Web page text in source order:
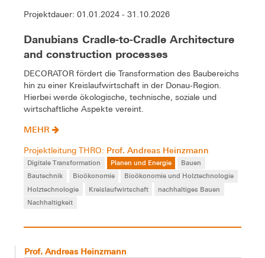
Projektdauer: 01.01.2024 - 31.10.2026
Danubians Cradle-to-Cradle Architecture
and construction processes
DECORATOR fördert die Transformation des Baubereichs
hin zu einer Kreislaufwirtschaft in der Donau-Region.
Hierbei werde ökologische, technische, soziale und
wirtschaftliche Aspekte vereint.
MEHR
Projektleitung THRO: Prof. Andreas Heinzmann
Digitale Transformation Planen und Energie
Bauen
Bautechnik
Bioökonomie
Bioökonomie und Holztechnologie
Holztechnologie
Kreislaufwirtschaft
nachhaltiges Bauen
Nachhaltigkeit
Prof. Andreas Heinzmann